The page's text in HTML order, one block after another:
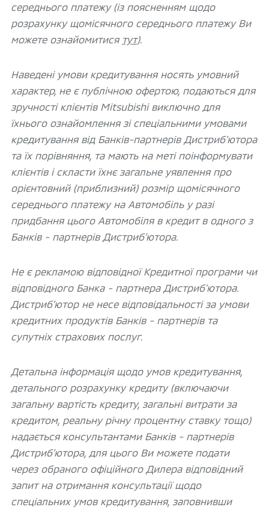
середнього платежу (із поясненням щодо
розрахунку щомісячного середнього платежу Ви
можете ознайомитися тут).
Наведені умови кредитування носять умовний
характер, не є публічною офертою, подаються для
зручності клієнтів Mitsubishi виключно для
їхнього ознайомлення зі спеціальними умовами
кредитування від Банків-партнерів Дистриб’ютора
та їх порівняння, та мають на меті поінформувати
клієнтів і скласти їхнє загальне уявлення про
орієнтовний (приблизний) розмір щомісячного
середнього платежу на Автомобіль у разі
придбання цього Автомобіля в кредит в одного з
Банків - партнерів Дистриб’ютора.
Не є рекламою відповідної Кредитної програми чи
відповідного Банка - партнера Дистриб’ютора.
Дистриб’ютор не несе відповідальності за умови
кредитних продуктів Банків - партнерів та
супутніх страхових послуг.
Детальна інформація щодо умов кредитування,
детального розрахунку кредиту (включаючи
загальну вартість кредиту, загальні витрати за
кредитом, реальну річну процентну ставку тощо)
надається консультантами Банків - партнерів
Дистриб’ютора, для цього Ви можете подати
через обраного офіційного Дилера відповідний
запит на отримання консультації щодо
спеціальних умов кредитування, заповнивши